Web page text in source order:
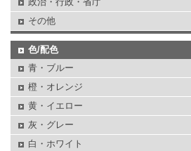
その他
色/配色
青・ブルー
橙・オレンジ
黄・イエロー
灰・グレー
白・ホワイト